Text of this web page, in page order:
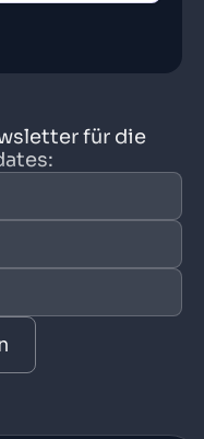
für die